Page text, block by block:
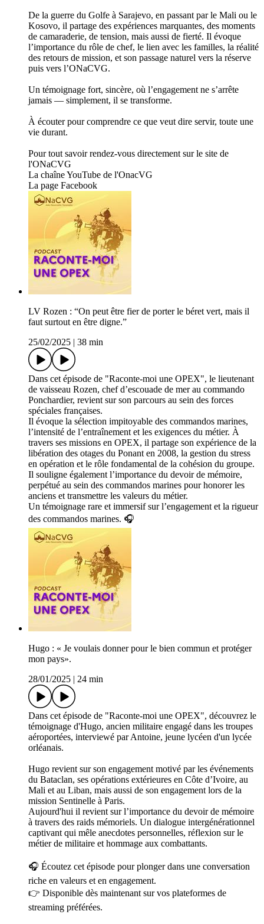
De la guerre du Golfe à Sarajevo, en passant par le Mali ou le
Kosovo, il partage des expériences marquantes, des moments
de camaraderie, de tension, mais aussi de fierté. Il évoque
l’importance du rôle de chef, le lien avec les familles, la réalité
des retours de mission, et son passage naturel vers la réserve
puis vers l’ONaCVG.
Un témoignage fort, sincère, où l’engagement ne s’arrête
jamais — simplement, il se transforme.
À écouter pour comprendre ce que veut dire servir, toute une
vie durant.
Pour tout savoir rendez-vous directement sur le site de
l'ONaCVG
La chaîne YouTube de l'OnacVG
La page Facebook
LV Rozen : “On peut être fier de porter le béret vert, mais il
faut surtout en être digne.”
25/02/2025
38 min
Dans cet épisode de "Raconte-moi une OPEX", le lieutenant
de vaisseau Rozen, chef d’escouade de mer au commando
Ponchardier, revient sur son parcours au sein des forces
spéciales françaises.
Il évoque la sélection impitoyable des commandos marines,
l’intensité de l’entraînement et les exigences du métier. À
travers ses missions en OPEX, il partage son expérience de la
libération des otages du Ponant en 2008, la gestion du stress
en opération et le rôle fondamental de la cohésion du groupe.
Il souligne également l’importance du devoir de mémoire,
perpétué au sein des commandos marines pour honorer les
anciens et transmettre les valeurs du métier.
Un témoignage rare et immersif sur l’engagement et la rigueur
des commandos marines. 🎧
Hugo : « Je voulais donner pour le bien commun et protéger
mon pays».
28/01/2025
24 min
Dans cet épisode de "Raconte-moi une OPEX", découvrez le
témoignage d'Hugo, ancien militaire engagé dans les troupes
aéroportées, interviewé par Antoine, jeune lycéen d'un lycée
orléanais.
Hugo revient sur son engagement motivé par les événements
du Bataclan, ses opérations extérieures en Côte d’Ivoire, au
Mali et au Liban, mais aussi de son engagement lors de la
mission Sentinelle à Paris.
Aujourd'hui il revient sur l’importance du devoir de mémoire
à travers des raids mémoriels. Un dialogue intergénérationnel
captivant qui mêle anecdotes personnelles, réflexion sur le
métier de militaire et hommage aux combattants.
🎧 Écoutez cet épisode pour plonger dans une conversation
riche en valeurs et en engagement.
👉 Disponible dès maintenant sur vos plateformes de
streaming préférées.